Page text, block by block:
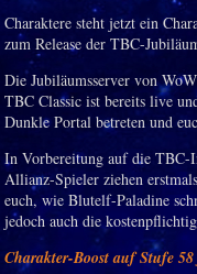
Charaktere steht jetzt ein
zum Release der TBC-
Die Jubiläumsserver von
TBC Classic ist bereits live
Dunkle Portal betreten und
In Vorbereitung auf die TBC-
Allianz-Spieler ziehen
euch, wie Blutelf-Paladine
jedoch auch die
Charakter-Boost auf Stufe